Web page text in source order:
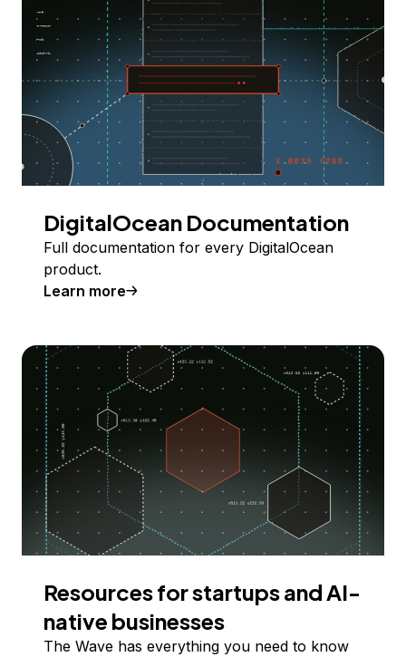
DigitalOcean Documentation
Full documentation for every DigitalOcean
product.
Learn more
Resources for startups and AI-
native businesses
The Wave has everything you need to know